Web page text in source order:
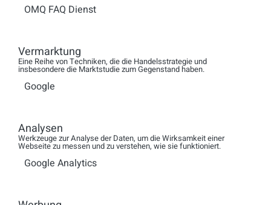
OMQ FAQ Dienst
Vermarktung
Eine Reihe von Techniken, die die Handelsstrategie und
insbesondere die Marktstudie zum Gegenstand haben.
Google
Analysen
Werkzeuge zur Analyse der Daten, um die Wirksamkeit einer
Webseite zu messen und zu verstehen, wie sie funktioniert.
Google Analytics